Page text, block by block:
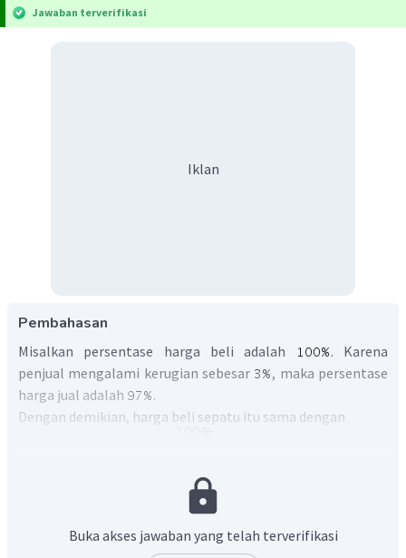
Jawaban terverifikasi
Iklan
Pembahasan
Misalkan persentase harga beli adalah
. Karena
penjual mengalami kerugian sebesar
, maka persentase
harga jual adalah
.
Dengan demikian, harga beli sepatu itu sama dengan
Jadi, jawaban yang tepat adalah A.
Buka akses jawaban yang telah terverifikasi